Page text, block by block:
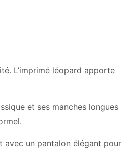
L’imprimé léopard apporte
et ses manches longues
avec un pantalon élégant pour